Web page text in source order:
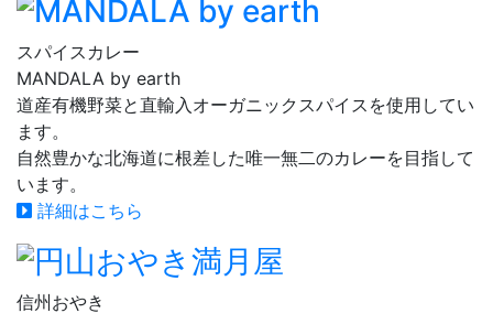
スパイスカレー
MANDALA by earth
道産有機野菜と直輸入オーガニックスパイスを使用してい
ます。
自然豊かな北海道に根差した唯一無二のカレーを目指して
います。
詳細はこちら
信州おやき